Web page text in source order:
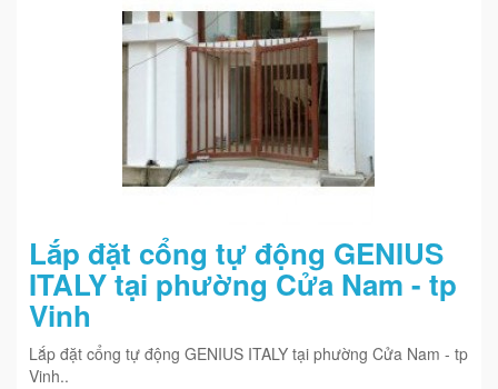
Lắp đặt cổng tự động GENIUS
ITALY tại phường Cửa Nam - tp
Vinh
Lắp đặt cổng tự động GENIUS ITALY tại phường Cửa Nam - tp
Vinh..